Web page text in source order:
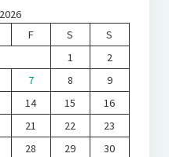
F S
S
1
2
7 8
9
14 15
16
21 22
23
28 29
30